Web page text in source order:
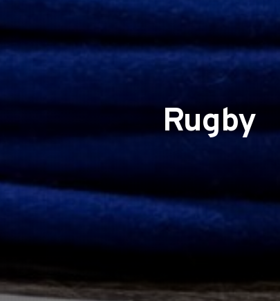
Rugby